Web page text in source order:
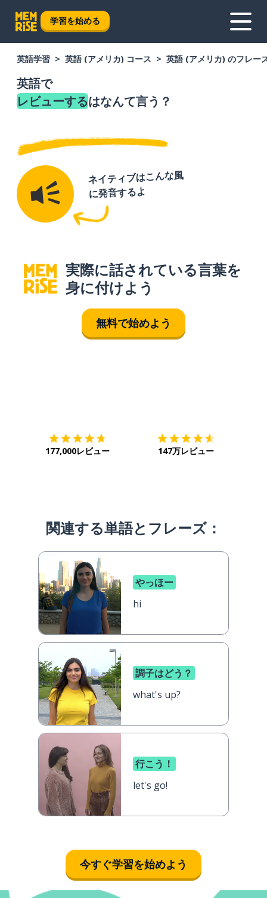
学習を始める
英語学習 英語 (アメリカ) コース 英語 (アメリカ) のフレー
英語で
レビューするはなんて言う？
ネイティブはこんな風
に発音するよ
実際に話されている言葉を
身に付けよう
無料で始めよう
177,000レビュー 147万レビュー
関連する単語とフレーズ：
やっほー
hi
調子はどう？
what's up?
行こう！
let's go!
今すぐ学習を始めよう